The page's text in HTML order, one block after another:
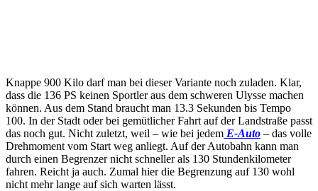
Knappe 900 Kilo darf man bei dieser Variante noch zuladen. Klar,
dass die 136 PS keinen Sportler aus dem schweren Ulysse machen
können. Aus dem Stand braucht man 13.3 Sekunden bis Tempo
100. In der Stadt oder bei gemütlicher Fahrt auf der Landstraße passt
das noch gut. Nicht zuletzt, weil – wie bei jedem E-Auto – das volle
Drehmoment vom Start weg anliegt. Auf der Autobahn kann man
durch einen Begrenzer nicht schneller als 130 Stundenkilometer
fahren. Reicht ja auch. Zumal hier die Begrenzung auf 130 wohl
nicht mehr lange auf sich warten lässt.